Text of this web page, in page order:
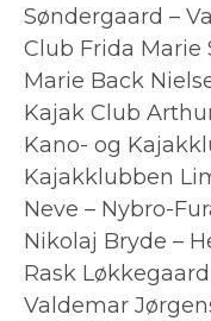
Søndergaard –
Club Frida Marie
Marie Back
Kajak Club
Kano- og
Kajakklubben
Neve – Nybro-
Nikolaj Bryde –
Rask
Valdemar